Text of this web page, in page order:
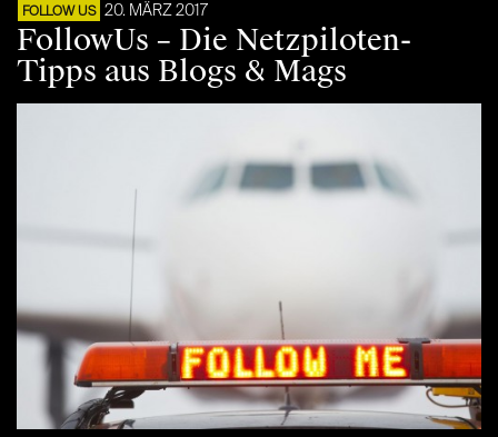
FOLLOW US 20. MÄRZ 2017
FollowUs – Die Netzpiloten-
Tipps aus Blogs & Mags